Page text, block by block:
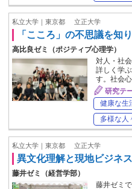
私立大学｜東京都 立正大学
「こころ」の不思議を知
高比良ゼミ（ポジティブ心理学）
対人・社
詳しく学
す。社会
研究テ
健康な生
多様な人
私立大学｜東京都 立正大学
異文化理解と現地ビジネ
藤井ゼミ（経営学部）
藤井ゼミ